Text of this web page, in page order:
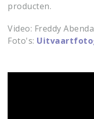
producten.
Video: Freddy
Foto's: